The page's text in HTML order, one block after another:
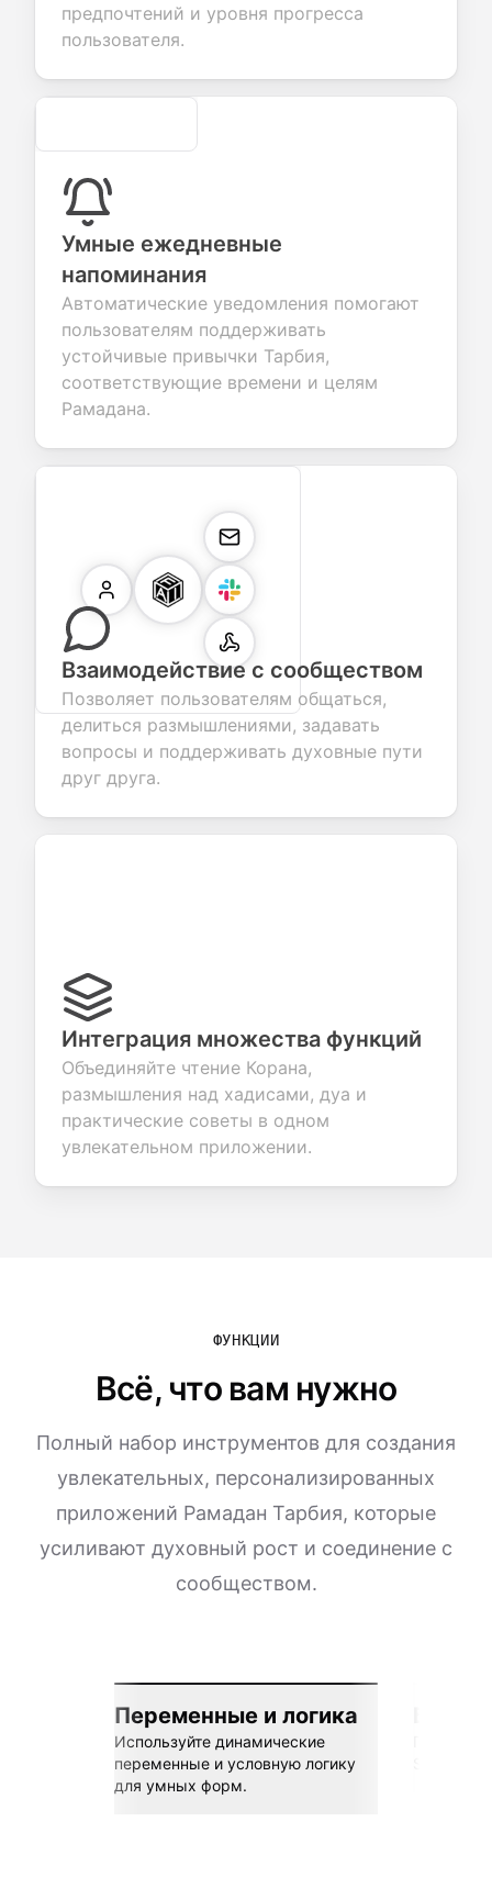
creation.
предпочтений и уровня прогресса
пользователя.
Secure
Умные ежедневные
напоминания
Автоматические уведомления помогают
пользователям поддерживать
устойчивые привычки Тарбия,
соответствующие времени и целям
Рамадана.
Взаимодействие с сообществом
Позволяет пользователям общаться,
делиться размышлениями, задавать
вопросы и поддерживать духовные пути
друг друга.
Интеграция множества функций
Объединяйте чтение Корана,
размышления над хадисами, дуа и
практические советы в одном
увлекательном приложении.
ФУНКЦИИ
Всё, что вам нужно
Полный набор инструментов для создания
увлекательных, персонализированных
приложений Рамадан Тарбия, которые
усиливают духовный рост и соединение с
сообществом.
Переменные и логика
Используйте динамические
переменные и условную логику
для умных форм.